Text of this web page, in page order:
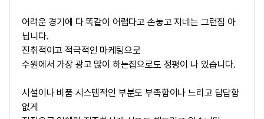
어려운 경기에 다 똑같이 어렵다고 손놓고 지네는 그런집 아
닙니다.
진취적이고 적극적인 마케팅으로
수원에서 가장 광고 많이 하는집으로도 정평이 나 있습니다.
시설이나 비품 시스템적인 부분도 부족함이나 느리고 답답함
없게